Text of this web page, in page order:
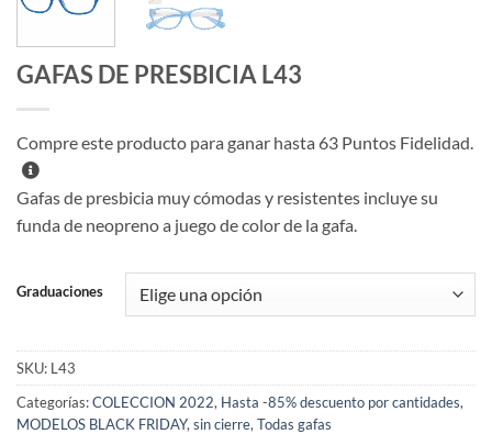
GAFAS DE PRESBICIA L43
Compre este producto para ganar hasta 63 Puntos Fidelidad.
Gafas de presbicia muy cómodas y resistentes incluye su
funda de neopreno a juego de color de la gafa.
Graduaciones
SKU: L43
Categorías:COLECCION 2022, Hasta -85% descuento por cantidades,
MODELOS BLACK FRIDAY, sin cierre, Todas gafas